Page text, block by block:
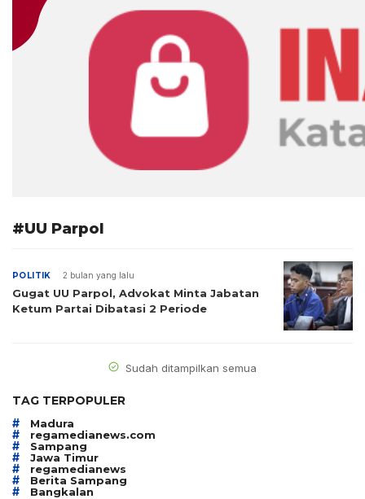
#UU Parpol
POLITIK 2 bulan yang lalu
Gugat UU Parpol, Advokat Minta Jabatan
Ketum Partai Dibatasi 2 Periode
Sudah ditampilkan semua
TAG TERPOPULER
# Madura
# regamedianews.com
# Sampang
# Jawa Timur
# regamedianews
# Berita Sampang
# Bangkalan